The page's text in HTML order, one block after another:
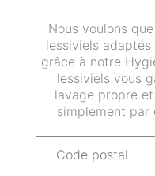
Nous voulons
lessiviels
grâce à notre
lessiviels vous
lavage propre
simplement par